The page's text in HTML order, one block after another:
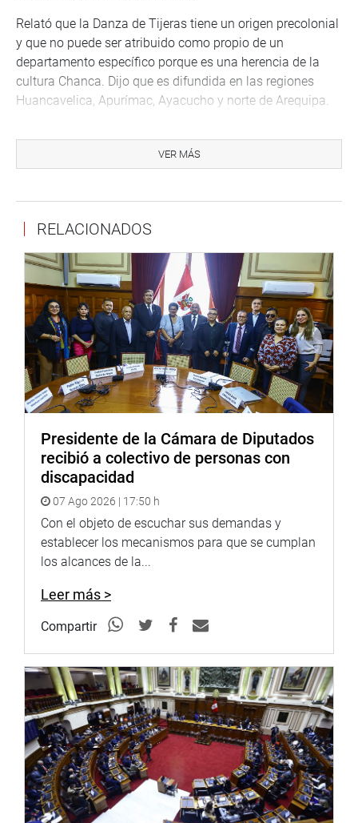
Relató que la Danza de Tijeras tiene un origen precolonial
y que no puede ser atribuido como propio de un
departamento específico porque es una herencia de la
cultura Chanca. Dijo que es difundida en las regiones
Huancavelica, Apurímac, Ayacucho y norte de Arequipa.
con las políticas del Estado como la equidad, justicia
social, promoción y protección de los derechos de las
integralmente.
Estuvieron presentes el presidente del Club Departamental
Huancavelica, Víctor Correa Tineo; y el representante del
Ministerio de Cultura, Miguel Hernández, quienes
destacaron el valor cultural que se le da a una
demostración artística que se ha trasmitido a través de
los siglos. Abogaron para que se dé una pensión de
gracia a los danzantes de tijeras. (JON)
PRENSA-CONGRESO
VER MÁS
RELACIONADOS
Presidente de la Cámara de Diputados
recibió a colectivo de personas con
discapacidad
07 Ago 2026 | 17:50 h
Con el objeto de escuchar sus demandas y
establecer los mecanismos para que se cumplan
los alcances de la...
Leer más >
Compartir